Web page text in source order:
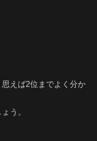
えば2位までよく分か
う。